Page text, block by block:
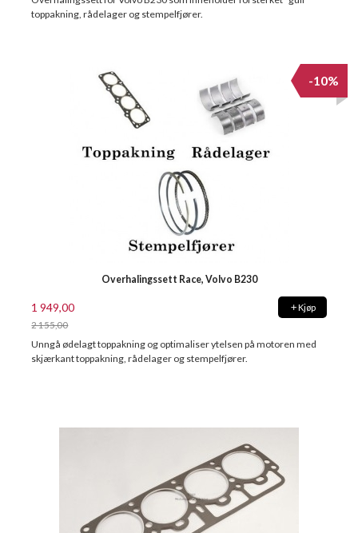
toppakning, rådelager og stempelfjører.
Overhalingssett Race, Volvo B230
1 949,00
2 155,00
Rabatt
-10%
Kjøp
Unngå ødelagt toppakning og optimaliser ytelsen på motoren med
skjærkant toppakning, rådelager og stempelfjører.